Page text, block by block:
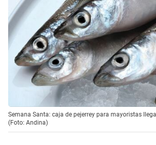
Semana Santa: caja de pejerrey para mayoristas
(Foto: Andina)